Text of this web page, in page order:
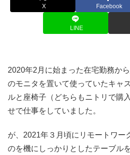
X Facebook
LINE
2020年2月に始まった在宅勤務か
のモニタを置いて使っていたキャ
ルと座椅子（どちらもニトリで購
せで仕事をしていました。
が、2021年３月頃にリモートワー
のを機にしっかりとしたテーブル